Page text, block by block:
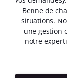
Benne de
situations.
une gestion
notre